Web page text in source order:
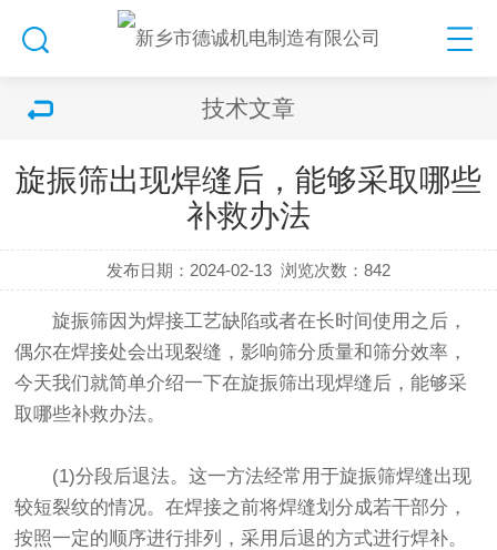
技术文章
旋振筛出现焊缝后，能够采取哪些
补救办法
发布日期：2024-02-13 浏览次数：842
旋振筛因为焊接工艺缺陷或者在长时间使用之后，
偶尔在焊接处会出现裂缝，影响筛分质量和筛分效率，
今天我们就简单介绍一下在旋振筛出现焊缝后，能够采
取哪些补救办法。
(1)分段后退法。这一方法经常用于旋振筛焊缝出现
较短裂纹的情况。在焊接之前将焊缝划分成若干部分，
按照一定的顺序进行排列，采用后退的方式进行焊补。